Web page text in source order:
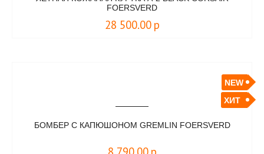
FOERSVERD
28 500.00 р
NEW
ХИТ
БОМБЕР С КАПЮШОНОМ GREMLIN FOERSVERD